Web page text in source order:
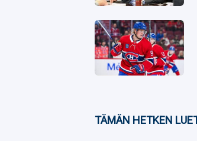
TÄMÄN HETKEN